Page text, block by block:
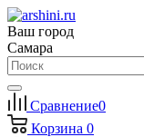
Ваш город
Самара
Сравнение0
Корзина 0